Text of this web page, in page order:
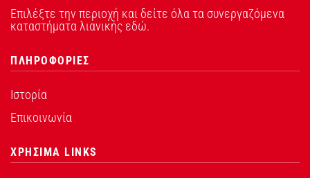
Επιλέξτε την περιοχή και δείτε όλα τα συνεργαζόμενα
καταστήματα λιανικής εδώ.
ΠΛΗΡΟΦΟΡΙΕΣ
Ιστορία
Επικοινωνία
ΧΡΗΣΙΜΑ LINKS